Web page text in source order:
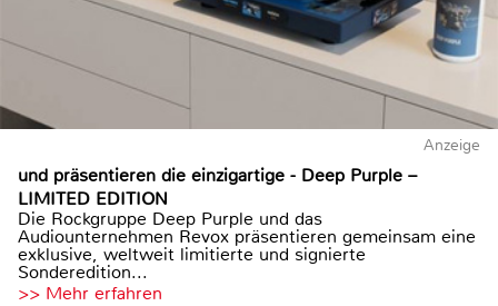
Anzeige
und präsentieren die einzigartige - Deep Purple –
LIMITED EDITION
Die Rockgruppe Deep Purple und das
Audiounternehmen Revox präsentieren gemeinsam eine
exklusive, weltweit limitierte und signierte
Sonderedition...
>> Mehr erfahren